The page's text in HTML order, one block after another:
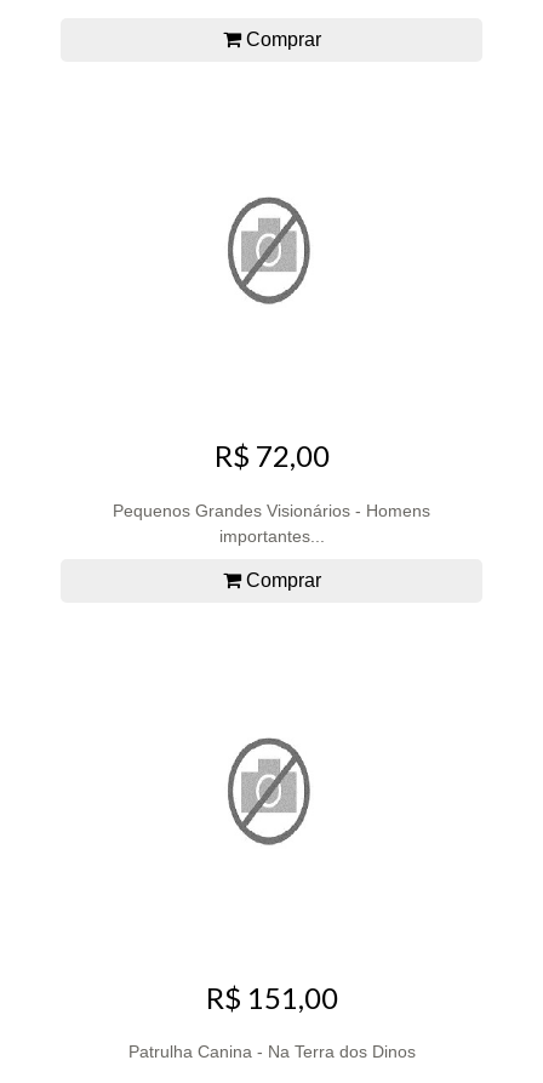
Comprar
R$ 72,00
Pequenos Grandes Visionários - Homens
importantes...
Comprar
R$ 151,00
Patrulha Canina - Na Terra dos Dinos